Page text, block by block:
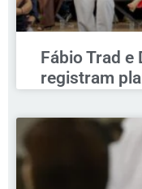
Fábio Trad e
registram